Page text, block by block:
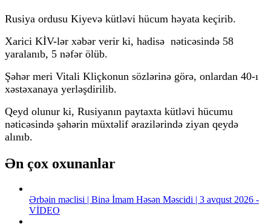
Rusiya ordusu Kiyevə kütləvi hücum həyata keçirib.
Xarici KİV-lər xəbər verir ki, hadisə nəticəsində 58
yaralanıb, 5 nəfər ölüb.
Şəhər meri Vitali Kliçkonun sözlərinə görə, onlardan 40-ı
xəstəxanaya yerləşdirilib.
Qeyd olunur ki, Rusiyanın paytaxta kütləvi hücumu
nəticəsində şəhərin müxtəlif ərazilərində ziyan qeydə
alınıb.
Ən çox oxunanlar
Ərbəin məclisi | Binə İmam Həsən Məscidi | 3 avqust 2026 -
VİDEO